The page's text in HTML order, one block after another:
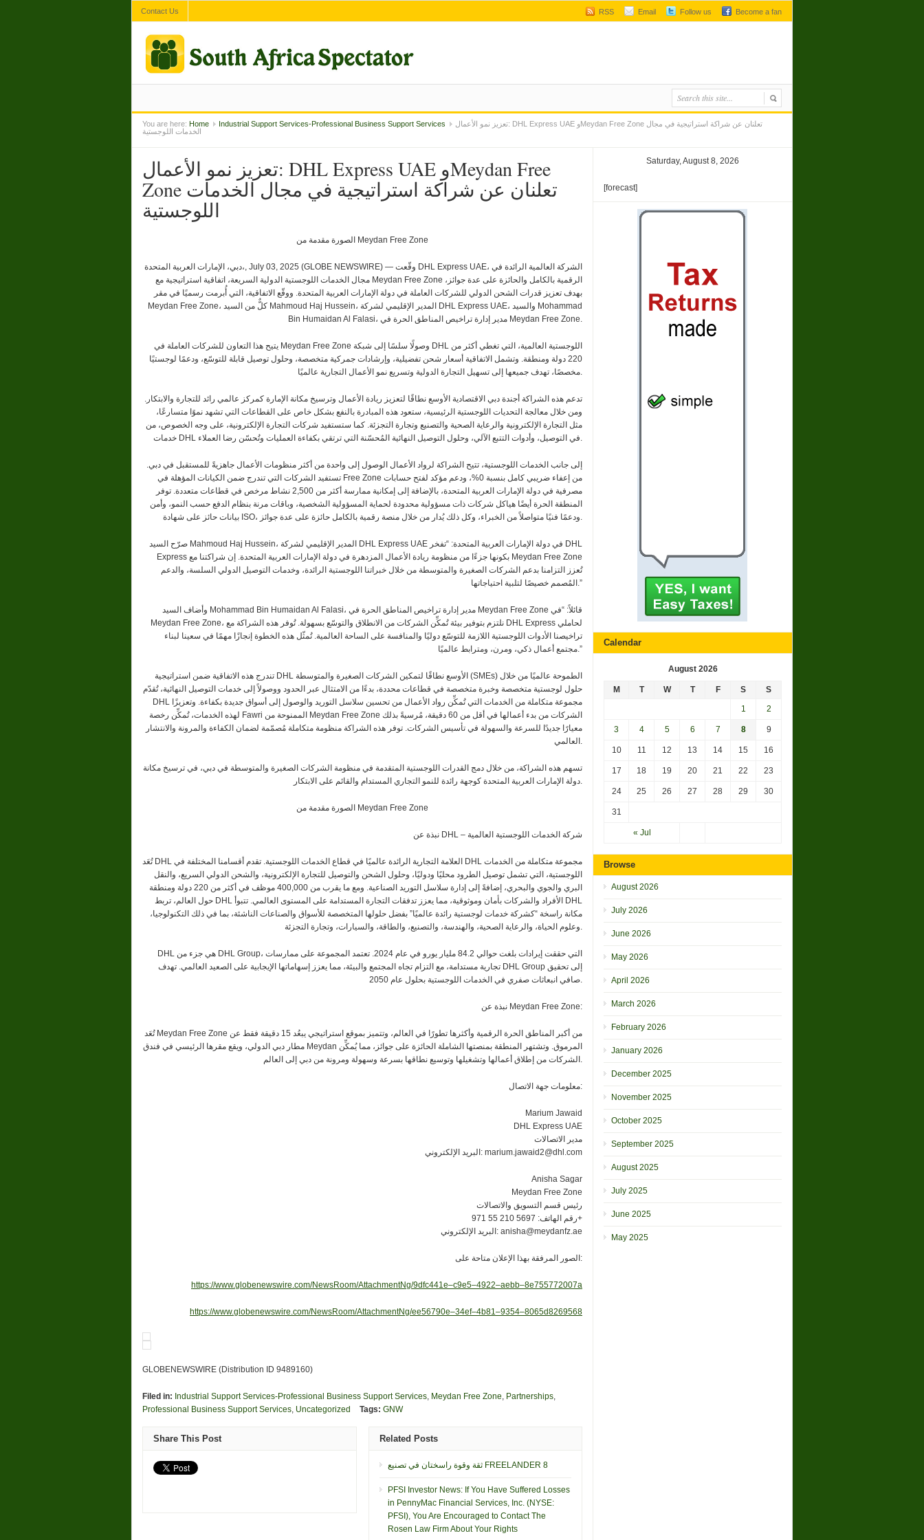
RSS Email Follow us Become a fan
Contact Us
You are here: Home Industrial Support Services-Professional Business Support Services
الخدمات اللوجستية
تعزيز نمو الأعمال: DHL Express UAE وMeydan Free
Zone تعلنان عن شراكة استراتيجية في مجال الخدمات
اللوجستية
الصورة مقدمة من Meydan Free Zone
دبي، الإمارات العربية المتحدة،, July 03, 2025 (GLOBE NEWSWIRE) — وقّعت DHL Express UAE، الشركة العالمية الرائدة في
مجال الخدمات اللوجستية الدولية السريعة، اتفاقية استراتيجية مع Meydan Free Zone الرقمية بالكامل والحائزة على عدة جوائز،
بهدف تعزيز قدرات الشحن الدولي للشركات العاملة في دولة الإمارات العربية المتحدة. ووقّع الاتفاقية، التي أُبرمت رسميًا في مقر
Meydan Free Zone، كلٌّ من السيد Mahmoud Haj Hussein، المدير الإقليمي لشركة DHL Express UAE، والسيد Mohammad
Bin Humaidan Al Falasi، مدير إدارة تراخيص المناطق الحرة في Meydan Free Zone.
يتيح هذا التعاون للشركات العاملة في Meydan Free Zone وصولًا سلسًا إلى شبكة DHL اللوجستية العالمية، التي تغطي أكثر من
220 دولة ومنطقة. وتشمل الاتفاقية أسعار شحن تفضيلية، وإرشادات جمركية متخصصة، وحلول توصيل قابلة للتوسّع، ودعمًا لوجستيًا
مخصصًا، تهدف جميعها إلى تسهيل التجارة الدولية وتسريع نمو الأعمال التجارية عالميًا.
تدعم هذه الشراكة أجندة دبي الاقتصادية الأوسع نطاقًا لتعزيز ريادة الأعمال وترسيخ مكانة الإمارة كمركز عالمي رائد للتجارة والابتكار.
ومن خلال معالجة التحديات اللوجستية الرئيسية، ستعود هذه المبادرة بالنفع بشكل خاص على القطاعات التي تشهد نموًا متسارعًا،
مثل التجارة الإلكترونية والرعاية الصحية والتصنيع وتجارة التجزئة. كما ستستفيد شركات التجارة الإلكترونية، على وجه الخصوص، من
خدمات DHL في التوصيل، وأدوات التتبع الآلي، وحلول التوصيل النهائية المُحسّنة التي ترتقي بكفاءة العمليات وتُحسّن رضا العملاء.
إلى جانب الخدمات اللوجستية، تتيح الشراكة لرواد الأعمال الوصول إلى واحدة من أكثر منظومات الأعمال جاهزيةً للمستقبل في دبي.
تستفيد الشركات التي تندرج ضمن الكيانات المؤهلة في Free Zone من إعفاء ضريبي كامل بنسبة 0%، ودعم مؤكد لفتح حسابات
مصرفية في دولة الإمارات العربية المتحدة، بالإضافة إلى إمكانية ممارسة أكثر من 2,500 نشاط مرخص في قطاعات متعددة. توفر
المنطقة الحرة أيضًا هياكل شركات ذات مسؤولية محدودة لحماية المسؤولية الشخصية، وباقات مرنة بنظام الدفع حسب النمو، وأمن
بيانات حائز على شهادة ISO، ودعمًا فنيًا متواصلاً من الخبراء، وكل ذلك يُدار من خلال منصة رقمية بالكامل حائزة على عدة جوائز.
صرّح السيد Mahmoud Haj Hussein، المدير الإقليمي لشركة DHL Express UAE في دولة الإمارات العربية المتحدة: “تفخر DHL
Express بكونها جزءًا من منظومة ريادة الأعمال المزدهرة في دولة الإمارات العربية المتحدة. إن شراكتنا مع Meydan Free Zone
تُعزز التزامنا بدعم الشركات الصغيرة والمتوسطة من خلال خبراتنا اللوجستية الرائدة، وخدمات التوصيل الدولي السلسة، والدعم
المُصمم خصيصًا لتلبية احتياجاتها.”
وأضاف السيد Mohammad Bin Humaidan Al Falasi، مدير إدارة تراخيص المناطق الحرة في Meydan Free Zone قائلاً: “في
Meydan Free Zone، نلتزم بتوفير بيئة تُمكِّن الشركات من الانطلاق والتوسّع بسهولة. تُوفر هذه الشراكة مع DHL Express لحاملي
تراخيصنا الأدوات اللوجستية اللازمة للتوسّع دوليًا والمنافسة على الساحة العالمية. تُمثّل هذه الخطوة إنجازًا مهمًا في سعينا لبناء
مجتمع أعمال ذكي، ومرن، ومترابط عالميًا.”
تندرج هذه الاتفاقية ضمن استراتيجية DHL الأوسع نطاقًا لتمكين الشركات الصغيرة والمتوسطة (SMEs) الطموحة عالميًا من خلال
حلول لوجستية متخصصة وخبرة متخصصة في قطاعات محددة، بدءًا من الامتثال عبر الحدود ووصولاً إلى خدمات التوصيل النهائية، تُقدّم
DHL مجموعة متكاملة من الخدمات التي تُمكِّن رواد الأعمال من تحسين سلاسل التوريد والوصول إلى أسواق جديدة بكفاءة. وتعزيزًا
لهذه الخدمات، تُمكِّن رخصة Fawri الممنوحة من Meydan Free Zone الشركات من بدء أعمالها في أقل من 60 دقيقة، مُرسيةً بذلك
معيارًا جديدًا للسرعة والسهولة في تأسيس الشركات. توفر هذه الشراكة منظومة متكاملة مُصمّمة لضمان الكفاءة والمرونة والانتشار
العالمي.
تسهم هذه الشراكة، من خلال دمج القدرات اللوجستية المتقدمة في منظومة الشركات الصغيرة والمتوسطة في دبي، في ترسيخ مكانة
دولة الإمارات العربية المتحدة كوجهة رائدة للنمو التجاري المستدام والقائم على الابتكار.
الصورة مقدمة من Meydan Free Zone
نبذة عن DHL – شركة الخدمات اللوجستية العالمية
تُعَد DHL العلامة التجارية الرائدة عالميًا في قطاع الخدمات اللوجستية. تقدم أقسامنا المختلفة في DHL مجموعة متكاملة من الخدمات
اللوجستية، التي تشمل توصيل الطرود محليًا ودوليًا، وحلول الشحن والتوصيل للتجارة الإلكترونية، والشحن الدولي السريع، والنقل
البري والجوي والبحري، إضافةً إلى إدارة سلاسل التوريد الصناعية. ومع ما يقرب من 400,000 موظف في أكثر من 220 دولة ومنطقة
حول العالم، تربط DHL الأفراد والشركات بأمان وموثوقية، مما يعزز تدفقات التجارة المستدامة على المستوى العالمي. تتبوأ DHL
مكانة راسخة “كشركة خدمات لوجستية رائدة عالميًا” بفضل حلولها المتخصصة للأسواق والصناعات الناشئة، بما في ذلك التكنولوجيا،
وعلوم الحياة، والرعاية الصحية، والهندسة، والتصنيع، والطاقة، والسيارات، وتجارة التجزئة.
DHL هي جزء من DHL Group، التي حققت إيرادات بلغت حوالي 84.2 مليار يورو في عام 2024. تعتمد المجموعة على ممارسات
تجارية مستدامة، مع التزام تجاه المجتمع والبيئة، مما يعزز إسهاماتها الإيجابية على الصعيد العالمي. تهدف DHL Group إلى تحقيق
صافي انبعاثات صفري في الخدمات اللوجستية بحلول عام 2050.
نبذة عن Meydan Free Zone:
تُعَد Meydan Free Zone من أكبر المناطق الحرة الرقمية وأكثرها تطورًا في العالم، وتتميز بموقع استراتيجي يبعُد 15 دقيقة فقط عن
مطار دبي الدولي، ويقع مقرها الرئيسي في فندق Meydan المرموق. وتشتهر المنطقة بمنصتها الشاملة الحائزة على جوائز، مما يُمكِّن
الشركات من إطلاق أعمالها وتشغيلها وتوسيع نطاقها بسرعة وسهولة ومرونة من دبي إلى العالم.
معلومات جهة الاتصال:
Marium Jawaid
DHL Express UAE
مدير الاتصالات
البريد الإلكتروني: marium.jawaid2@dhl.com
Anisha Sagar
Meydan Free Zone
رئيس قسم التسويق والاتصالات
رقم الهاتف: 5697 210 55 971+
البريد الإلكتروني: anisha@meydanfz.ae
الصور المرفقة بهذا الإعلان متاحة على:
https://www.globenewswire.com/NewsRoom/AttachmentNg/9dfc441e–c9e5–4922–aebb–8e755772007a
https://www.globenewswire.com/NewsRoom/AttachmentNg/ee56790e–34ef–4b81–9354–8065d8269568
GLOBENEWSWIRE (Distribution ID 9489160)
Filed in: Industrial Support Services-Professional Business Support Services, Meydan Free Zone, Partnerships,
Professional Business Support Services, Uncategorized Tags: GNW
Share This Post Related Posts
ثقة وقوة راسختان في تصنيع FREELANDER 8
PFSI Investor News: If You Have Suffered Losses
in PennyMac Financial Services, Inc. (NYSE:
PFSI), You Are Encouraged to Contact The
Rosen Law Firm About Your Rights
Saturday, August 8, 2026
[forecast]
Calendar
August 2026
M T W T F S S
« Jul
1 2
3 4 5 6 7 8 9
10 11 12 13 14 15 16
17 18 19 20 21 22 23
24 25 26 27 28 29 30
31
Browse
August 2026
July 2026
June 2026
May 2026
April 2026
March 2026
February 2026
January 2026
December 2025
November 2025
October 2025
September 2025
August 2025
July 2025
June 2025
May 2025